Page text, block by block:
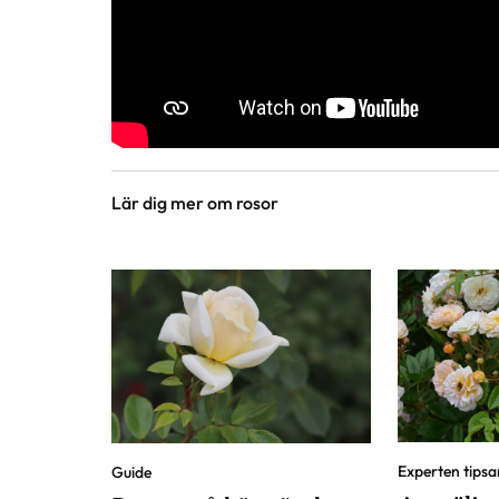
Lär dig mer om rosor
Guide Experten